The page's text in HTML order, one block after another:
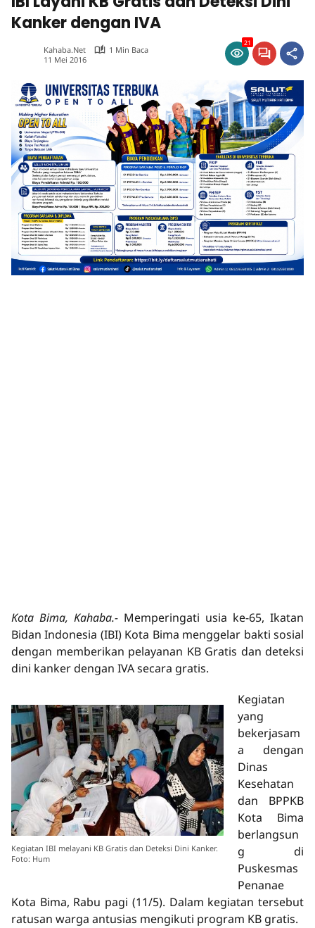
Kanker dengan IVA
Kahaba.net
1 Min Baca
11 Mei 2016
21
Kota Bima, Kahaba.- Memperingati usia ke-65, Ikatan
Bidan Indonesia (IBI) Kota Bima menggelar bakti sosial
dengan memberikan pelayanan KB Gratis dan deteksi
dini kanker dengan IVA secara gratis.
Kegiatan IBI melayani KB Gratis dan Deteksi Dini Kanker.
Foto: Hum
Kegiatan
yang
bekerjasam
a dengan
Dinas
Kesehatan
dan BPPKB
Kota Bima
berlangsun
g di
Puskesmas
Penanae
Kota Bima, Rabu pagi (11/5). Dalam kegiatan tersebut
ratusan warga antusias mengikuti program KB gratis.